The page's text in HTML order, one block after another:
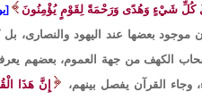
كُلِّ شَيْءٍ وَهُدًى وَرَحْمَةً لِقَوْمٍ يُؤْمِنُونَ
بعضها عند اليهود والنصارى،
الكهف من جهة العموم، بعضهم
وجاء القرآن يفصل بينهم،
إِنَّ هَذَا